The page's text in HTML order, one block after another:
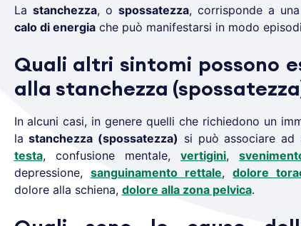
La stanchezza, o spossatezza, corrisponde a
calo di energiache può manifestarsi in modo
Quali altri sintomi possono
alla stanchezza
In alcuni casi, in genere quelli che richiedono un
lastanchezza (spossatezza) si può associare ad
testa, confusione mentale,vertigini,
depressione, sanguinamento rettale,dolore
dolore alla schiena, dolore alla zona pelvica.